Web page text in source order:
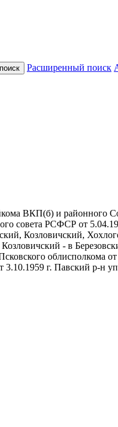
Расширенный поиск
ВКП(б) и районного
совета РСФСР от
Козловичский,
- в
облисполкома
г. Павский р-н